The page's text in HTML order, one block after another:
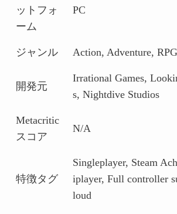
ットフォ
ーム
PC
ジャンル Action, Adventure, RPG
開発元
Irrational Games,
s, Nightdive Studios
Metacritic
スコア
N/A
特徴タグ
Singleplayer, Steam
iplayer, Full controller
loud